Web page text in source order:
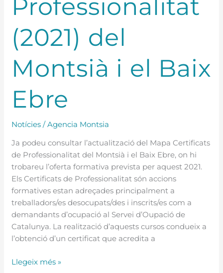
Professionalitat
(2021) del
Montsià i el Baix
Ebre
Notícies /Agencia Montsia
Ja podeu consultar l’actualització del Mapa Certificats
de Professionalitat del Montsià i el Baix Ebre, on hi
trobareu l’oferta formativa prevista per aquest 2021.
Els Certificats de Professionalitat són accions
formatives estan adreçades principalment a
treballadors/es desocupats/des i inscrits/es com a
demandants d’ocupació al Servei d’Oupació de
Catalunya. La realització d’aquests cursos condueix a
l’obtenció d’un certificat que acredita a
Llegeix més »